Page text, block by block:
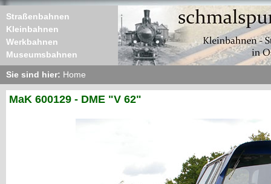
Straßenbahnen
Kleinbahnen
Werkbahnen
Museumsbahnen
Sie sind hier: Home
MaK 600129 - DME "V 62"